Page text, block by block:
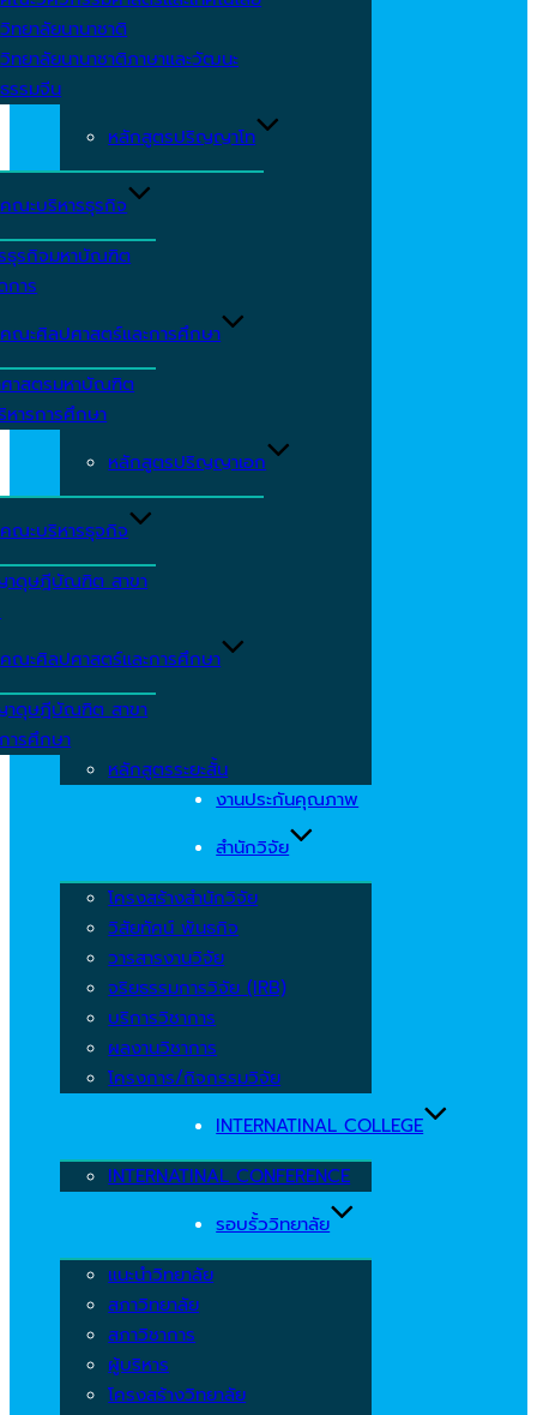
วิทยาลัยนานาชาติ
วิทยาลัยนานาชาติภาษาและวัฒนะ
ธรรมจีน
หลักสูตรปริญญาโท
คณะบริหารธุรกิจ
ธุรกิจมหาบัณฑิต
การ
คณะศิลปศาสตร์และการศึกษา
าสตรมหาบัณฑิต
หารการศึกษา
หลักสูตรปริญญาเอก
คณะบริหารธุจกิจ
ดุษฎีบัณฑิต สาขา
คณะศิลปศาสตร์และการศึกษา
ดุษฎีบัณฑิต สาขา
ารศึกษา
หลักสูตรระยะสั้น
งานประกันคุณภาพ
สำนักวิจัย
โครงสร้างสำนักวิจัย
วิสัยทัศน์ พันธกิจ
วารสารงานวิจัย
จริยธรรมการวิจัย (IRB)
บริการวิชาการ
ผลงานวิชาการ
โครงการ/กิจกรรมวิจัย
INTERNATINAL COLLEGE
INTERNATINAL CONFERENCE
รอบรั้ววิทยาลัย
แนะนำวิทยาลัย
สภาวิทยาลัย
สภาวิชาการ
ผู้บริหาร
โครงสร้างวิทยาลัย